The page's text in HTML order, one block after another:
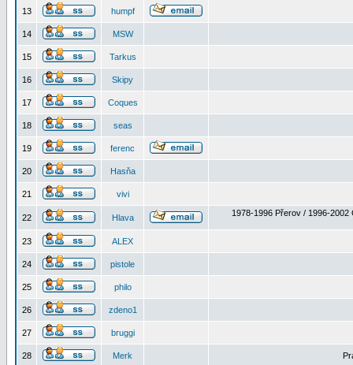
13 humpf
14 MSW
15 Tarkus
16 Skipy
17 Coques
18 seas
19 ferenc
20 Hasňa
21 vivi
22 Hlava 1978-1996 Přerov / 1996-2002
23 ALEX
24 pistole
25 philo
26 zdeno1
27 bruggi
28 Merk